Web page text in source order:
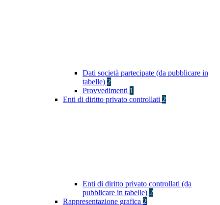
Dati società partecipate (da pubblicare in
tabelle) 2
Provvedimenti 1
Enti di diritto privato controllati 2
Enti di diritto privato controllati (da
pubblicare in tabelle) 2
Rappresentazione grafica 2